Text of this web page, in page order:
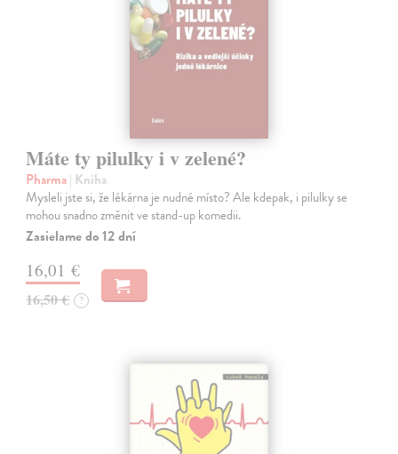
Máte ty pilulky i v zelené?
Pharma| Kniha
Mysleli jste si, že lékárna je nudné místo? Ale kdepak, i pilulky se
mohou snadno změnit ve stand-up komedii.
Zasielame do 12 dní
16,01 €
16,50 € ?